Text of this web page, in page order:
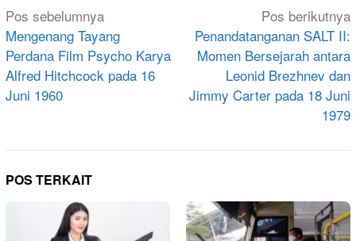
Navigasi
pos
Pos sebelumnya
Mengenang Tayang
Perdana Film Psycho Karya
Alfred Hitchcock pada 16
Juni 1960
Pos berikutnya
Penandatanganan SALT II:
Momen Bersejarah antara
Leonid Brezhnev dan
Jimmy Carter pada 18 Juni
1979
POS TERKAIT